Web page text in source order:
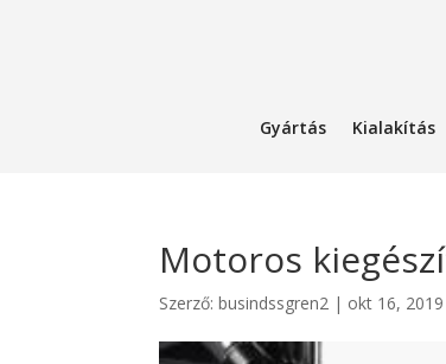
Gyártás Kialakítás
Motoros
Szerző:busindssgren2 | okt 16, 2019